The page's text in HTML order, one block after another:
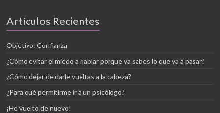
Artículos Recientes
Objetivo: Confianza
¿Cómo evitar el miedo a hablar porque ya sabes lo que va a pasar?
¿Cómo dejar de darle vueltas a la cabeza?
¿Para qué permitirme ir a un psicólogo?
¡He vuelto de nuevo!